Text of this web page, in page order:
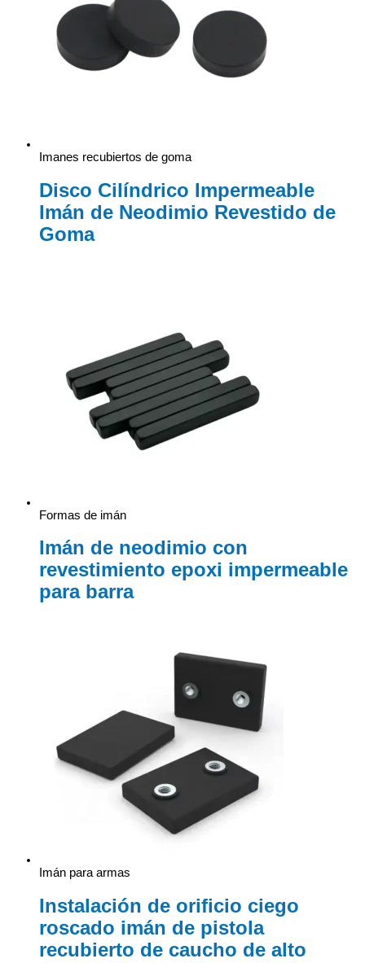
Imanes recubiertos de goma
Disco Cilíndrico Impermeable
Imán de Neodimio Revestido de
Goma
Formas de imán
Imán de neodimio con
revestimiento epoxi impermeable
para barra
Imán para armas
Instalación de orificio ciego
roscado imán de pistola
recubierto de caucho de alto